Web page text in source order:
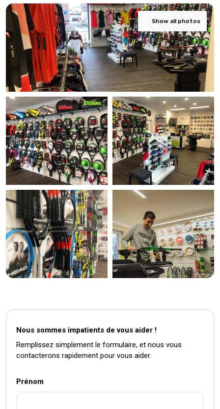
Show all photos
Nous sommes impatients de vous aider !
Remplissez simplement le formulaire, et nous vous
contacterons rapidement pour vous aider.
Prénom